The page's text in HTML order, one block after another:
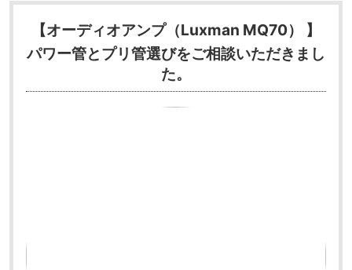
【オーディオアンプ（Luxman MQ70） 】
パワー管とプリ管選びをご相談いただきまし
た。